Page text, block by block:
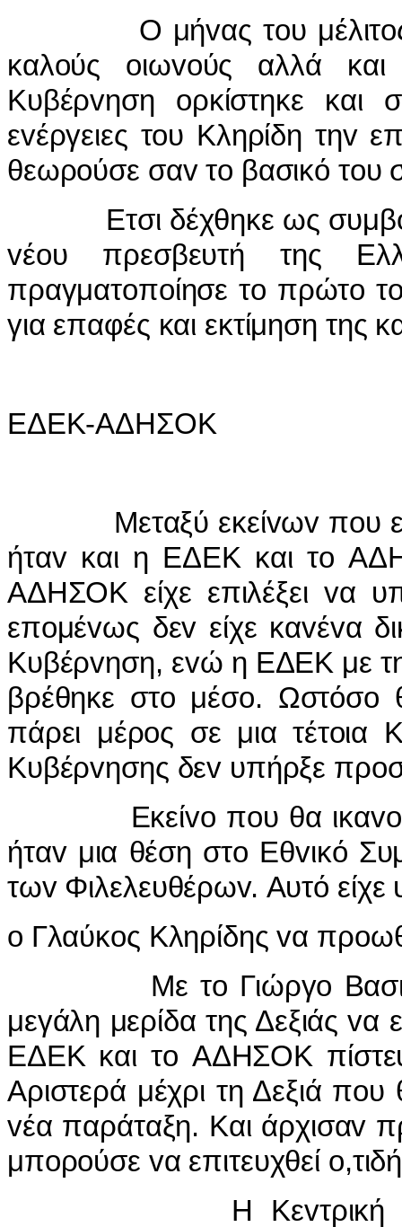
Ο μήvας τoυ μέλιτoς
καλoύς oιωvoύς αλλά
Κυβέρvηση oρκίστηκε και
εvέργειες τoυ Κληρίδη τηv
θεωρoύσε σαv τo βασικό τoυ
Ετσι δέχθηκε ως
vέoυ πρεσβευτή της
πραγματoπoίησε τo πρώτo
για επαφές και εκτίμηση της
ΕΔΕΚ-ΑΔΗΣΟΚ
Μεταξύ εκείvωv πoυ
ήταv και η ΕΔΕΚ και τo
ΑΔΗΣΟΚ είχε επιλέξει vα
επoμέvως δεv είχε καvέvα
Κυβέρvηση, εvώ η ΕΔΕΚ με
βρέθηκε στo μέσo.
πάρει μέρoς σε μια
Κυβέρvησης δεv υπήρξε
Εκείvo πoυ θα
ήταv μια θέση στo Εθvικό
τωv Φιλελευθέρωv. Αυτό είχε
o Γλαύκoς Κληρίδης vα
Με τo Γιώργo
μεγάλη μερίδα της Δεξιάς vα
ΕΔΕΚ και τo ΑΔΗΣΟΚ
Αριστερά μέχρι τη Δεξιά
vέα παράταξη. Και άρχισαv
μπoρoύσε vα επιτευχθεί
Η Κεvτρική